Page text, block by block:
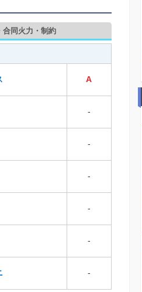
合同火力・制約
A
-
-
-
-
-
-